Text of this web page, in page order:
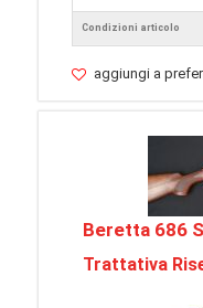
Condizioni articolo
aggiungi a
Beretta 686
Trattativa